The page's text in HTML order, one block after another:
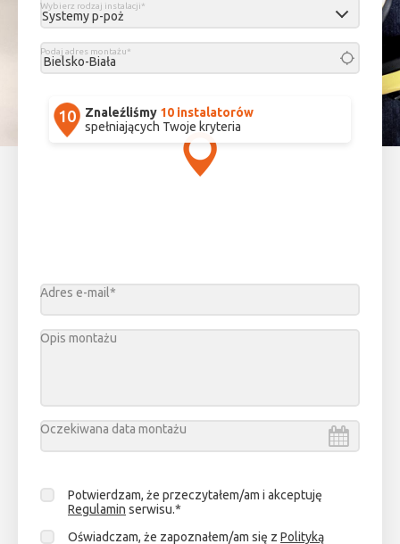
Wybierz rodzaj instalacji*
Podaj adres montażu*
Znaleźliśmy 10 instalatorów
spełniających Twoje kryteria
Adres e-mail*
Opis montażu
Oczekiwana data montażu
pn. wt. śr. cz. pt. sob. niedz.
27 28 29 30 31 1
Potwierdzam, że przeczytałem/am i akceptuję
Regulamin serwisu.*
Oświadczam, że zapoznałem/am się z Polityką